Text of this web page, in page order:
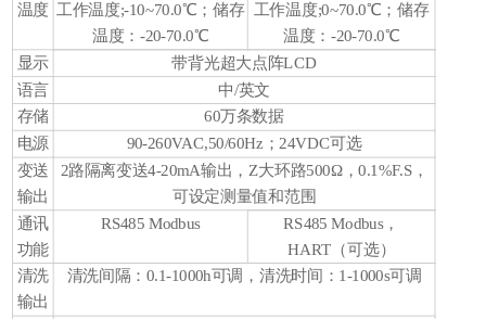
温度 工作温度;-10~70.0℃；储存
温度：-20-70.0℃
工作温度;0~70.0℃；储存
温度：-20-70.0℃
显示
带背光超大点阵LCD
语言
中/英文
存储
60万条数据
电源 90-260VAC,50/60Hz；24VDC可选
变送
输出
2路隔离变送4-20mA输出，Z大环路500Ω，0.1%F.S，
可设定测量值和范围
通讯
功能
RS485 Modbus
RS485 Modbus，
HART（可选）
清洗
输出
清洗间隔：0.1-1000h可调，清洗时间：1-1000s可调